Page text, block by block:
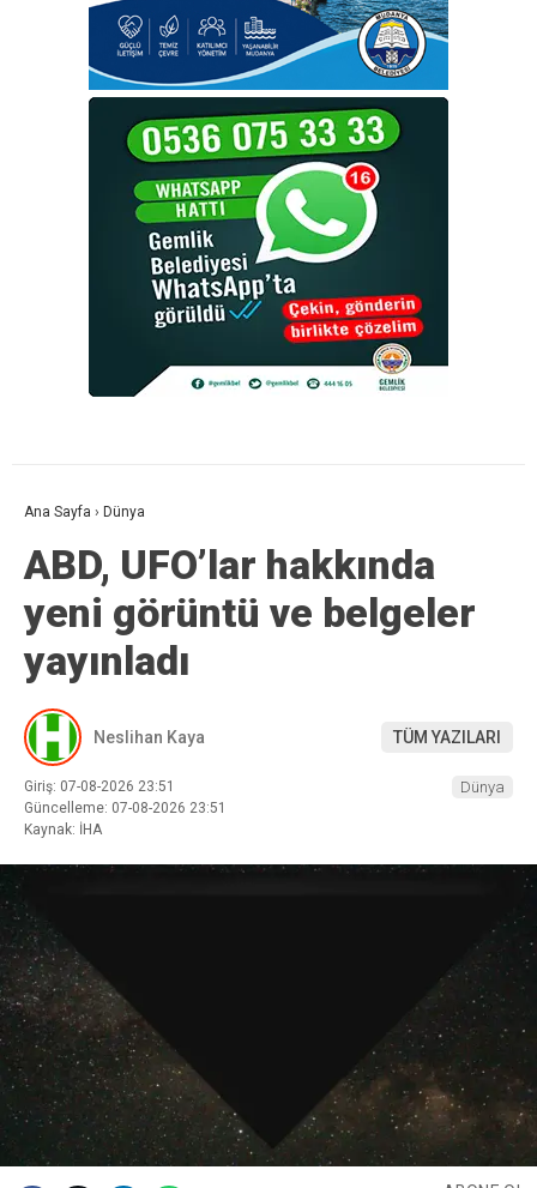
Ana Sayfa › Dünya
ABD, UFO’lar hakkında
yeni görüntü ve belgeler
yayınladı
Neslihan Kaya TÜM YAZILARI
Giriş: 07-08-2026 23:51
Güncelleme: 07-08-2026 23:51
Kaynak: İHA
Dünya